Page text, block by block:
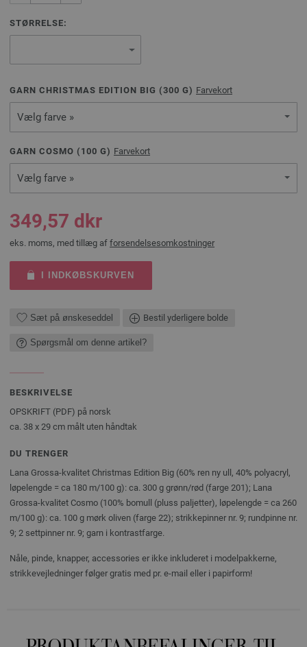
STØRRELSE:
GARN CHRISTMAS EDITION BIG (300 G) Farvekort
Vælg farve »
GARN COSMO ( 100 G) Farvekort
Vælg farve »
349,57 dkr
eks. moms, med tillæg af forsendelsesomkostninger
I INDKØBSKURVEN
Sæt på ønskeseddel Bestil yderligere bolde
Spørgsmål om denne artikel?
BESKRIVELSE
OPSKRIFT (PDF) på norsk
ca. 38 x 29 cm målt uten håndtak
DU TRENGER
Lana Grossa-kvalitet Christmas Edition Big (60% ren ny ull, 40% polyacryl,
løpelengde = ca 180 m/100 g): ca. 300 g grønn/rød (farge 201); Lana
Grossa-kvalitet Cosmo (100% bomull (pluss paljetter), løpelengde = ca 260
m/100 g): ca. 100 g mørk oliven (farge 22); strikkepinner nr. 9; rundpinne nr.
9; 2 settpinner nr. 9; garn i kontrastfarge.
Nåle, pinde, knapper, accessories er ikke inkluderet i modelpakkerne,
strikkevejledninger følger gratis med pr. e-mail eller i papirform!